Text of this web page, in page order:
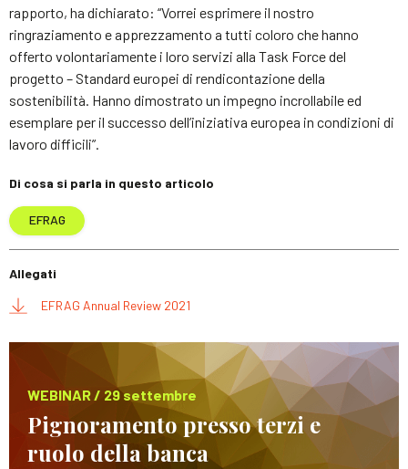
rapporto, ha dichiarato: “Vorrei esprimere il nostro
ringraziamento e apprezzamento a tutti coloro che hanno
offerto volontariamente i loro servizi alla Task Force del
progetto – Standard europei di rendicontazione della
sostenibilità. Hanno dimostrato un impegno incrollabile ed
esemplare per il successo dell’iniziativa europea in condizioni di
lavoro difficili”.
Di cosa si parla in questo articolo
EFRAG
Allegati
EFRAG Annual Review 2021
WEBINAR / 29 settembre
Pignoramento presso terzi e
ruolo della banca